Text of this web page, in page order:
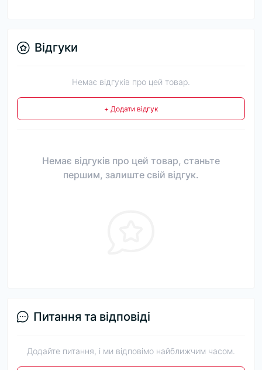
Відгуки
Немає відгуків про цей товар.
+ Додати відгук
Немає відгуків про цей товар, станьте
першим, залиште свій відгук.
Питання та відповіді
Додайте питання, і ми відповімо найближчим часом.